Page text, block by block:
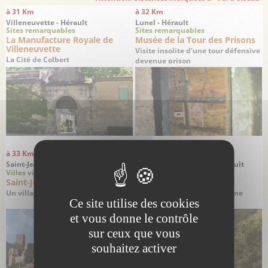
à 31 Km
Villeneuvette - Hérault
Sites remarquables
La Manufacture Royale de
Villeneuvette
La Cité de Colbert
à 32 Km
Lunel - Hérault
Sites remarquables
Musée de la Tour des Prisons
Visite insolite d'une tour défensive
devenue prison
à 33 Km
Saint-Jean-de-Buèges - Hérault
Villes villages
Saint-Jean-de-Buèges
Un village hors du temps
Saint-Jean-de-Buèges - Hérault
Balades
Les gorges de la Buèges
Une pause fraîcheur en pleine
nature
Ce site utilise des cookies
et vous donne le contrôle
sur ceux que vous
souhaitez activer